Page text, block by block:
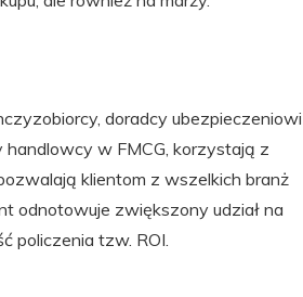
doradcy ubezpieczeniowi
w FMCG, korzystają z
klientom z wszelkich branż
odnotowuje zwiększony udział na
policzenia tzw. ROI.